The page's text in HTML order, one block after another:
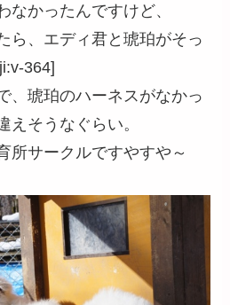
なかったんですけど、
ら、エディ君と琥珀がそっ
364]
、琥珀のハーネスがなかっ
えそうなぐらい。
所サークルですやすや～